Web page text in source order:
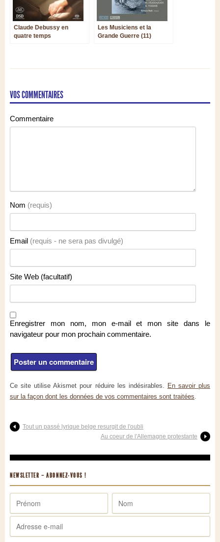
Claude Debussy en
quatre temps
Les Musiciens et la
Grande Guerre (11)
VOS COMMENTAIRES
Commentaire
Nom (requis)
Email (requis - ne sera pas divulgé)
Site Web (facultatif)
Enregistrer mon nom, mon e-mail et mon site dans le
navigateur pour mon prochain commentaire.
Ce site utilise Akismet pour réduire les indésirables. En savoir plus
sur la façon dont les données de vos commentaires sont traitées
Tout un passé lyrique belge resurgit de l'oubli
Au coeur de l'Allemagne protestante
NEWSLETTER – ABONNEZ-VOUS !